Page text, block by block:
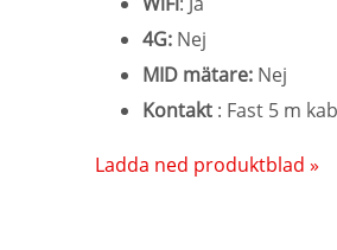
4G: Nej
MID mätare: Nej
Kontakt : Fast 5 m
Ladda ned produktblad »